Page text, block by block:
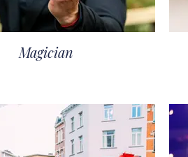
Magician